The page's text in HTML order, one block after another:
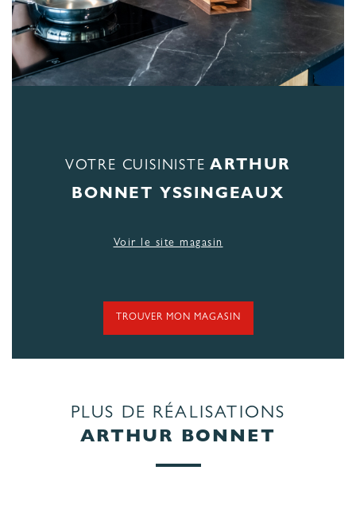
VOTRE CUISINISTE ARTHUR
BONNET YSSINGEAUX
Voir le site magasin
TROUVER MON MAGASIN
PLUS DE RÉALISATIONS
ARTHUR BONNET